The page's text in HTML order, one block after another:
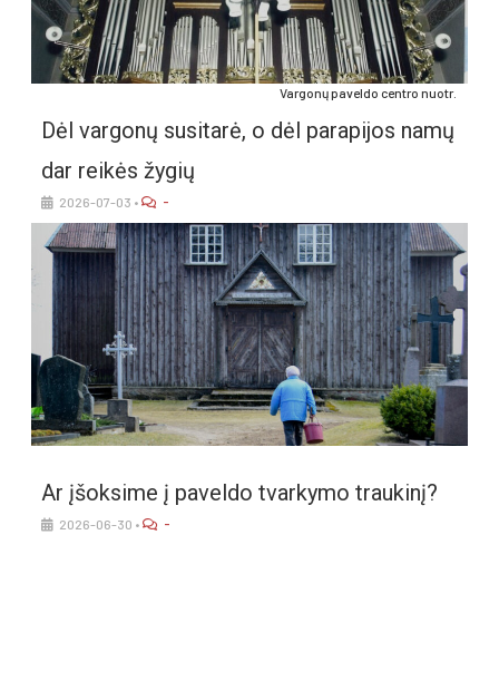
Var­go­nų pa­vel­do cent­ro nuo­tr.
Dėl var­go­nų su­si­ta­rė, o dėl pa­ra­pi­jos na­mų
dar rei­kės žy­gių
2026-07-03 • -
Ar įšok­si­me į pa­vel­do tvar­ky­mo trau­ki­nį?
2026-06-30 • -